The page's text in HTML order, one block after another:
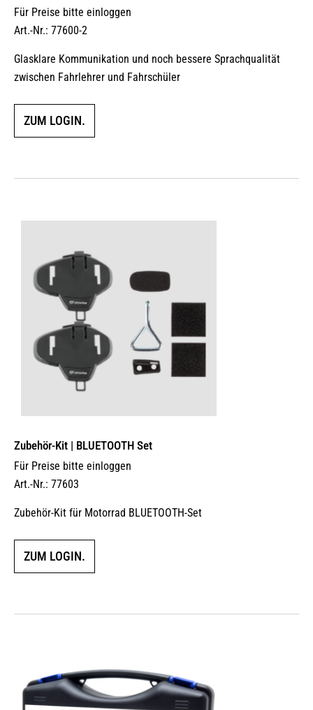
Für Preise bitte einloggen
Art.-Nr.: 77600-2
Glasklare Kommunikation und noch bessere Sprachqualität
zwischen Fahrlehrer und Fahrschüler
ZUM LOGIN.
Zubehör-Kit | BLUETOOTH Set
Für Preise bitte einloggen
Art.-Nr.: 77603
Zubehör-Kit für Motorrad BLUETOOTH-Set
ZUM LOGIN.